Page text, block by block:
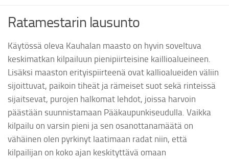
Ratamestarin lausunto
Käytössä oleva Kauhalan maasto on hyvin soveltuva
keskimatkan kilpailuun pienipiirteisine kaillioalueineen.
Lisäksi maaston erityispiirteenä ovat kallioalueiden väliin
sijoittuvat, paikoin tiheät ja rämeiset suot sekä rinteissä
sijaitsevat, purojen halkomat lehdot, joissa harvoin
päästään suunnistamaan Pääkaupunkiseudulla. Vaikka
kilpailu on varsin pieni ja sen osanottanamäätä on
vähäinen olen pyrkinyt laatimaan radat niin, että
kilpailijan on koko ajan keskityttävä omaan